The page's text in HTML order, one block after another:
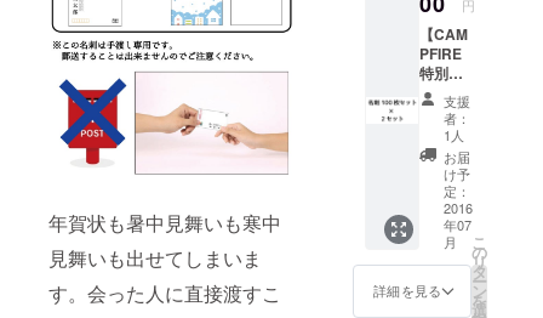
年賀状も暑中見舞いも寒中
見舞いも出せてしまいま
す。会った人に直接渡すこ
メール
アドレ
スをあ
なただ
けのも
のにデ
ザイン
しま
す。
円
【CAM
PFIRE
特別価
格】 そ
の他デ
ザイン
名刺の
中の一
つのデ
ザイン
100枚
セット×
２セッ
トを送
らせて
支援
者：
1人
お届
け予
定：
2016
年07
月
詳細を見る
こ
の
リ
タ
ー
ン
を
選